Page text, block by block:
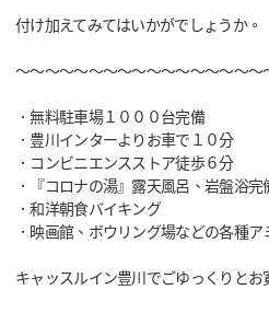
付け加えてみてはいかがでしょうか。
～～～～～～～～～～～～～～～～～
．無料駐車場１０００台完備
．豊川インターよりお車で１０分
．コンビニエンスストア徒歩６分
．『コロナの湯』露天風呂、岩盤浴完
．和洋朝食バイキング
．映画館、ボウリング場などの各種
キャッスルイン豊川でごゆっくりとお